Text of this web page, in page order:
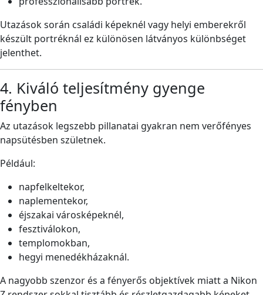
Utazások során családi képeknél vagy helyi emberekről
készült portréknál ez különösen látványos különbséget
jelenthet.
4. Kiváló teljesítmény gyenge
fényben
Az utazások legszebb pillanatai gyakran nem verőfényes
napsütésben születnek.
Például:
napfelkeltekor,
naplementekor,
éjszakai városképeknél,
fesztiválokon,
templomokban,
hegyi menedékházaknál.
A nagyobb szenzor és a fényerős objektívek miatt a Nikon